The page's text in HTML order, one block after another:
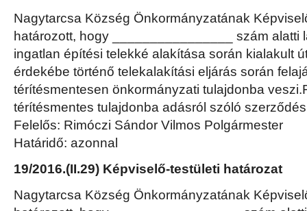
Nagytarcsa Község Önkormányzatának
határozott, hogy ________________ szám alatti
ingatlan építési telekké alakítása során kialakult
érdekébe történő telekalakítási eljárás során
térítésmentesen önkormányzati tulajdonba
térítésmentes tulajdonba adásról szóló
Felelős: Rimóczi Sándor Vilmos Polgármester
Határidő: azonnal
19/2016.(II.29) Képviselő-testületi határozat
Nagytarcsa Község Önkormányzatának